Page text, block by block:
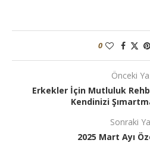
0
Önceki
Erkekler İçin Mutluluk
Kendinizi
Sonraki
2025 Mart Ayı